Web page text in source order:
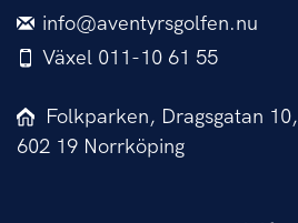
info@aventyrsgolfen.nu
Växel 011-10 61 55
Folkparken, Dragsgatan 10,
602 19 Norrköping